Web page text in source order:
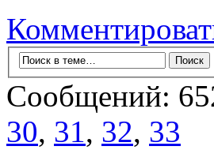
Сообщений:
30, 31, 32, 33